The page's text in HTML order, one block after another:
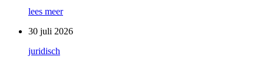
lees meer
30 juli 2026
juridisch